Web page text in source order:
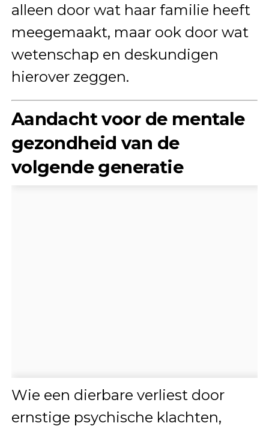
alleen door wat haar familie heeft
meegemaakt, maar ook door wat
wetenschap en deskundigen
hierover zeggen.
Aandacht voor de mentale
gezondheid van de
volgende generatie
Wie een dierbare verliest door
ernstige psychische klachten,